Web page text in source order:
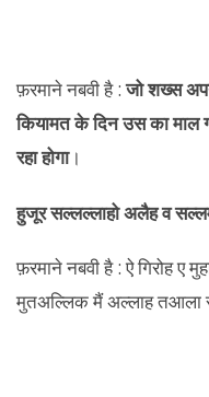
फ़रमाने नबवी है :जो शख्स
कियामत के दिन उस का
रहा होगा।
हुजूर सल्लल्लाहो अलैह व
फ़रमाने नबवी है : ऐ गिरोह ए
मुतअल्लिक मैं अल्लाह तआला से